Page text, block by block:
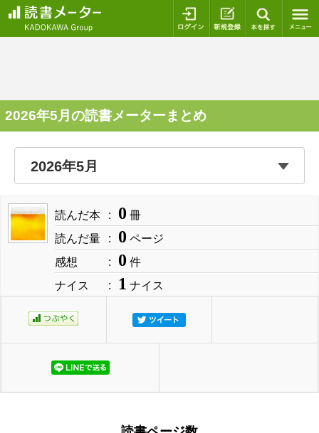
ログイン 新規登録
2026年5月の読書メーターまとめ
読んだ本 0 冊
読んだ量
0 ページ
感想
0 件
ナイス
1 ナイス